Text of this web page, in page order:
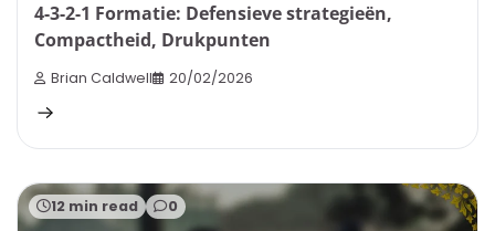
4-3-2-1 Formatie: Defensieve strategieën,
Compactheid, Drukpunten
Brian Caldwell 20/02/2026
12 min read 0